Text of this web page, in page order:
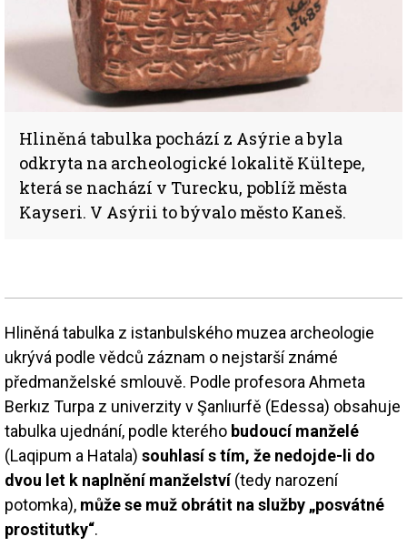
Hliněná tabulka pochází z Asýrie a byla
odkryta na archeologické lokalitě Kültepe,
která se nachází v Turecku, poblíž města
Kayseri. V Asýrii to bývalo město Kaneš.
Hliněná tabulka z istanbulského muzea archeologie
ukrývá podle vědců záznam o nejstarší známé
předmanželské smlouvě. Podle profesora Ahmeta
Berkız Turpa z univerzity v Şanlıurfě (Edessa) obsahuje
tabulka ujednání, podle kterého budoucí manželé
(Laqipum a Hatala) souhlasí s tím, že nedojde-li do
dvou let k naplnění manželství(tedy narození
potomka), může se muž obrátit na služby „posvátné
prostitutky“.